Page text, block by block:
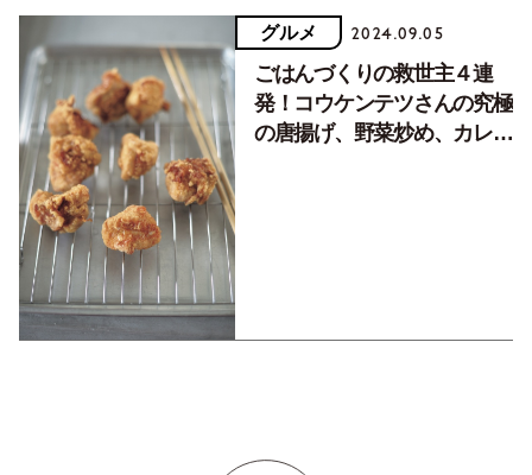
グルメ 2024.09.05
ごはんづくりの救世主４連
発！コウケンテツさんの究極
の唐揚げ、野菜炒め、カレー